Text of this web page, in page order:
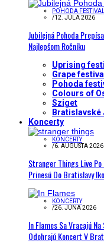
POHODA FESTIVAL
/12. JÚLA 2026
Jubilejná Pohoda
Najlepšom Ročníku
Uprising
Grape festival
Pohoda
Colours of
Sziget
Bratislavské
Koncerty
KONCERTY
/6. AUGUSTA 2026
Stranger Things Live
Prinesú Do Bratislavy
KONCERTY
/26. JÚNA 2026
In Flames Sa Vracajú
Odohrajú Koncert V